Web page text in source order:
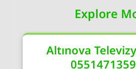
Explore
Altınova